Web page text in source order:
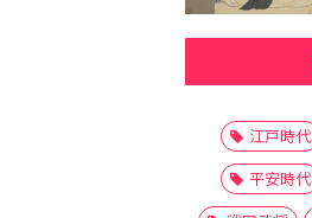
江戸時代
平安時代